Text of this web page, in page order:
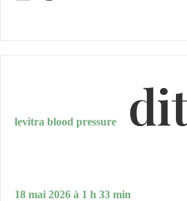
levitra blood pressure
18 mai 2026 à 1 h 33 min